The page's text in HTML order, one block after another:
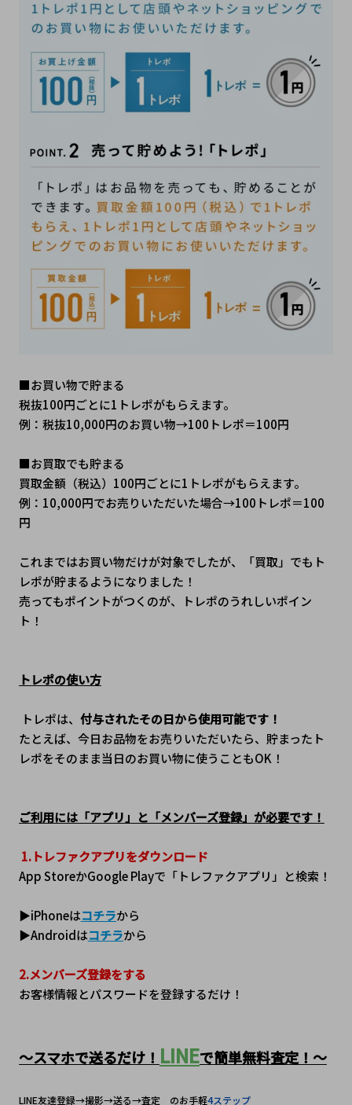
■お買い物で貯まる
税抜100円ごとに1トレポがもらえます。
例：税抜10,000円のお買い物→100トレポ＝100円
■お買取でも貯まる
買取金額（税込）100円ごとに1トレポがもらえます。
例：10,000円でお売りいただいた場合→100トレポ＝100
円
これまではお買い物だけが対象でしたが、「買取」でもト
レポが貯まるようになりました！
売ってもポイントがつくのが、トレポのうれしいポイン
ト！
トレポの使い方
トレポは、 付与されたその日から使用可能です！
たとえば、今日お品物をお売りいただいたら、貯まったト
レポをそのまま当日のお買い物に使うこともOK！
ご利用には「アプリ」と「メンバーズ登録」が必要です！
1.トレファクアプリをダウンロード
App StoreかGoogle Playで「トレファクアプリ」と検索！
▶iPhoneはコチラから
▶Androidはコチラから
2.メンバーズ登録をする
お客様情報とパスワードを登録するだけ！
～スマホで送るだけ！ LINEで簡単無料査定！～
LINE友達登録→撮影→送る→査定　のお手軽4ステップ